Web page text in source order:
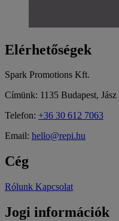
Elérhetőségek
Spark Promotions Kft.
Címünk: 1135 Budapest, Jász
Telefon: +36 30 612 7063
Email: hello@repi.hu
Cég
Rólunk Kapcsolat
Jogi információk